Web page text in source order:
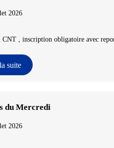
2026
CNT , inscription obligatoire avec
suite
du Mercredi
2026